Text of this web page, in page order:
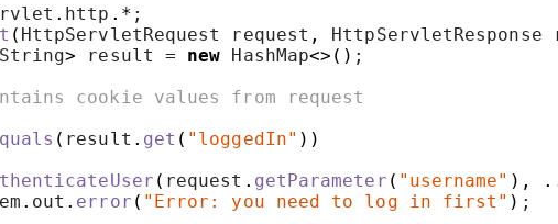
. http .* ;
( HttpServletRequest request , HttpServletResponse
> result = new HashMap<>() ;
cookie values from request
( result . get ( "loggedIn" ))
( request . getParameter ( "username" ),
. out . error ( "Error: you need to log in first" ) ;